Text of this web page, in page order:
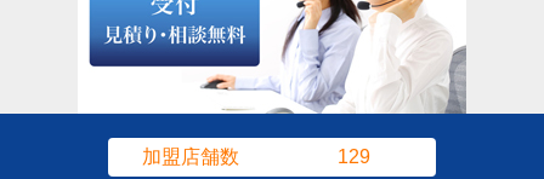
加盟店舗数 129
よくある質問
お問い合わせ